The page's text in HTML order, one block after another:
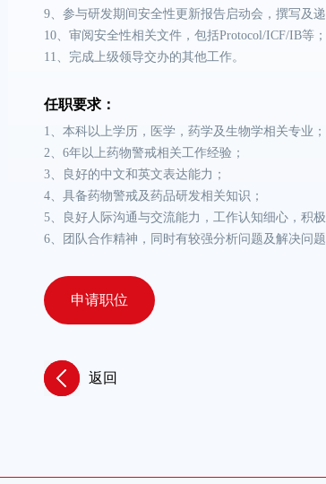
9、参与研发期间安全性更新报告启动会，撰写及
10、审阅安全性相关文件，包括Protocol/ICF/IB等；
11、完成上级领导交办的其他工作。
任职要求：
1、本科以上学历，医学，药学及生物学相关专业；
2、6年以上药物警戒相关工作经验；
3、良好的中文和英文表达能力；
4、具备药物警戒及药品研发相关知识；
5、良好人际沟通与交流能力，工作认知细心，积
6、团队合作精神，同时有较强分析问题及解决问题
申请职位
返回